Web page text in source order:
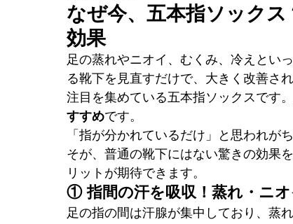
なぜ今、五本指ソック
効果
足の蒸れやニオイ、むくみ、冷えとい
る靴下を見直すだけで、大きく改善さ
注目を集めている五本指ソックスです
すすめです。
「指が分かれているだけ」と思われが
そが、普通の靴下にはない驚きの効果
リットが期待できます。
① 指間の汗を吸収！蒸れ・ニ
足の指の間は汗腺が集中しており、蒸